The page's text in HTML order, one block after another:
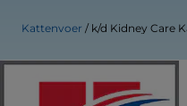
Kattenvoer k/d Kidney Care